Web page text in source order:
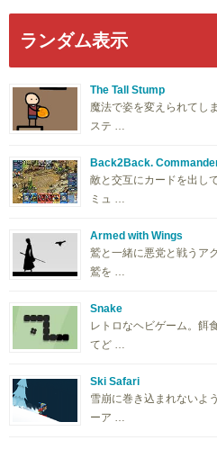
ランダム表示
The Tall Stump
魔法で姿を変えられてし
ステ …
Back2Back.
敵と交互にカードを出し
ミュ …
Armed with Wings
鷲と一緒に悪党と戦うア
鷲を …
Snake
レトロなヘビゲーム。餌
てど …
Ski Safari
雪崩に巻き込まれないよ
ーア …